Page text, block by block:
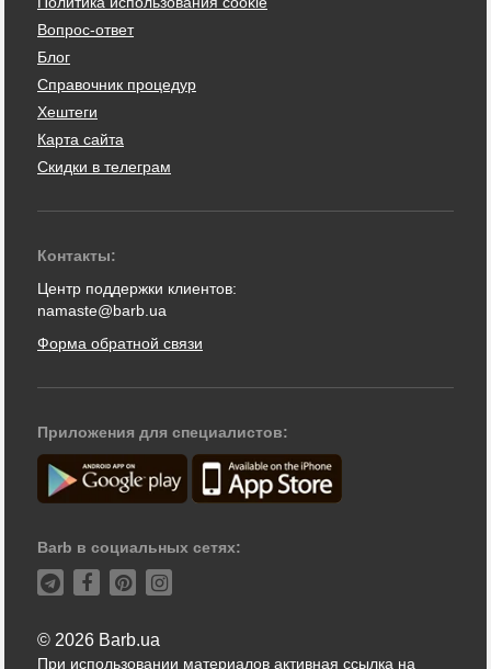
Вопрос-ответ
Блог
Справочник процедур
Хештеги
Карта сайта
Скидки в телеграм
Контакты:
Центр поддержки клиентов:
namaste@barb.ua
Форма обратной связи
Приложения для специалистов:
Barb в социальных сетях:
© 2026 Barb.ua
При использовании материалов активная ссылка на